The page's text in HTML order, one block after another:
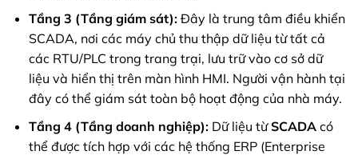
Tầng 3 (Tầng giám sát):Đây là trung tâm điều khiển
SCADA, nơi các máy chủ thu thập dữ liệu từ tất cả
các RTU/PLC trong trang trại, lưu trữ vào cơ sở dữ
liệu và hiển thị trên màn hình HMI. Người vận hành tại
đây có thể giám sát toàn bộ hoạt động của nhà máy.
Tầng 4 (Tầng doanh nghiệp):Dữ liệu từSCADAcó
thể được tích hợp với các hệ thống ERP (Enterprise